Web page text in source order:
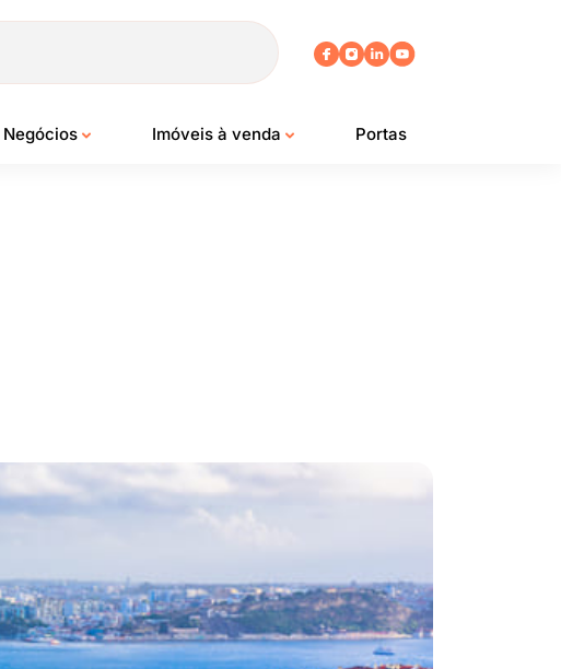
Negócios Imóveis à venda Portas